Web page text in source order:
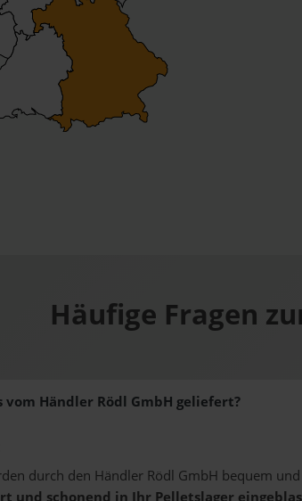
Häufige Fragen
Händler Rödl GmbH geliefert?
durch den Händler Rödl GmbH bequem
und schonend in Ihr Pelletslager